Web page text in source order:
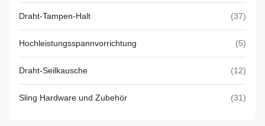
Draht-Tampen-Halt (37)
Hochleistungsspannvorrichtung (5)
Draht-Seilkausche (12)
Sling Hardware und Zubehör (31)